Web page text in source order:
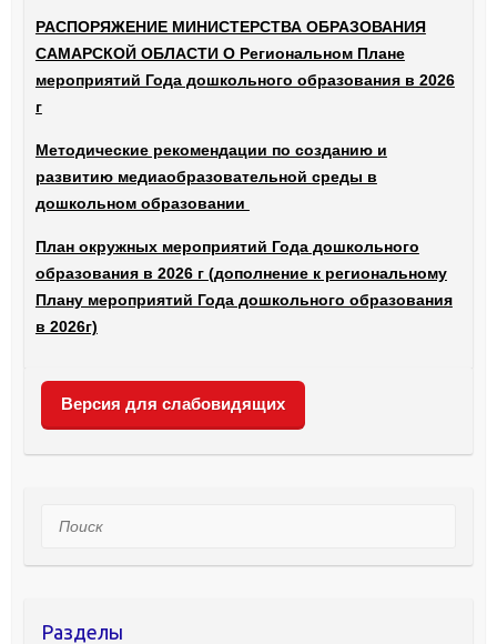
РАСПОРЯЖЕНИЕ МИНИСТЕРСТВА ОБРАЗОВАНИЯ
САМАРСКОЙ ОБЛАСТИ О Региональном Плане
мероприятий Года дошкольного образования в 2026
г
Методические рекомендации по созданию и
развитию медиаобразовательной среды в
дошкольном образовании
План окружных мероприятий Года дошкольного
образования в 2026 г (дополнение к региональному
Плану мероприятий Года дошкольного образования
в 2026г)
Версия для слабовидящих
Поиск
Разделы